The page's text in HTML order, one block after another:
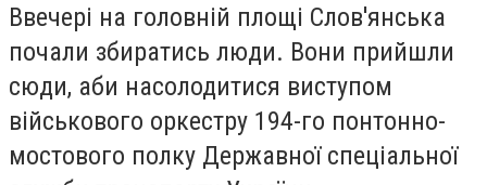
Ввечері на головній площі Слов'янська
почали збиратись люди. Вони прийшли
сюди, аби насолодитися виступом
військового оркестру 194-го понтонно-
мостового полку Державної спеціальної